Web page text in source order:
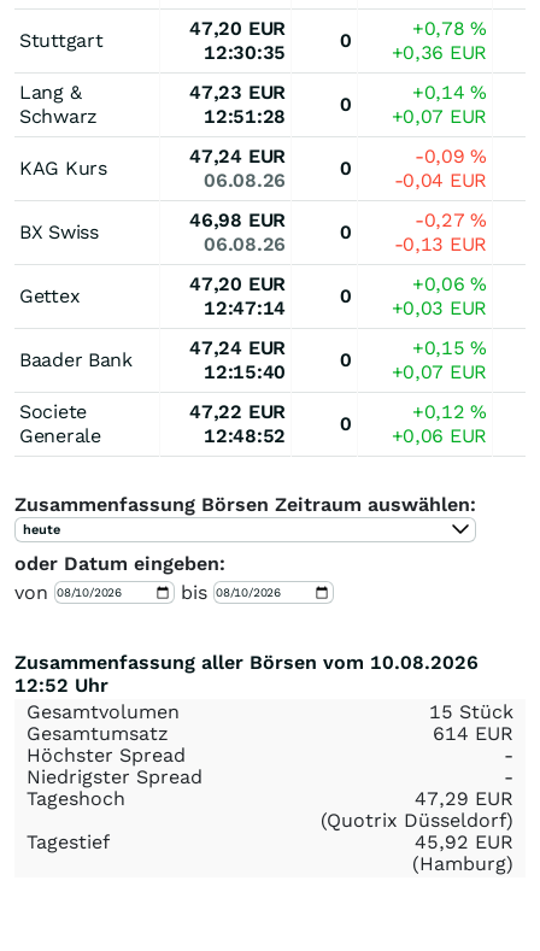
Stuttgart
47,20 EUR
12:30:35
0
+0,78%
+0,36 EUR
Lang &
Schwarz
47,23 EUR
12:51:28
0
+0,14%
+0,07 EUR
KAG Kurs
47,24 EUR
06.08.26
0
-0,09%
-0,04 EUR
BX Swiss
46,98 EUR
06.08.26
0
-0,27%
-0,13 EUR
Gettex
47,20 EUR
12:47:14
0
+0,06%
+0,03 EUR
Baader Bank
47,24 EUR
12:15:40
0
+0,15%
+0,07 EUR
Societe
Generale
47,22 EUR
12:48:52
0
+0,12%
+0,06 EUR
Zusammenfassung Börsen Zeitraum auswählen:
heute
oder Datum eingeben:
von
bis
Zusammenfassung aller Börsen vom 10.08.2026
12:52 Uhr
Gesamtvolumen
15 Stück
Gesamtumsatz
614 EUR
Höchster Spread
-
Niedrigster Spread
-
Tageshoch
47,29 EUR
(Quotrix Düsseldorf)
Tagestief
45,92 EUR
(Hamburg)